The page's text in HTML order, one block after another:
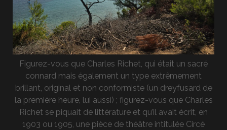
Figurez-vous que Charles Richet, qui était un sacré
connard mais également un type extrêmement
brillant, original et non conformiste (un dreyfusard de
la première heure, lui aussi) ; figurez-vous que Charles
Richet se piquait de littérature et qu’il avait écrit, en
1903 ou 1905, une pièce de théâtre intitulée Circé